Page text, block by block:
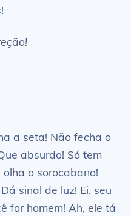
a seta! Não fecha o
absurdo! Só tem
o sorocabano!
sinal de luz! Ei, seu
for homem! Ah, ele tá